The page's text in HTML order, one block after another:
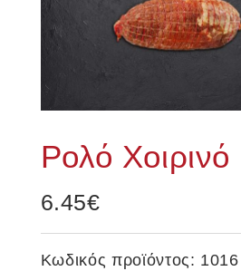
Ρολό Χοιρινό
6.45€
Κωδικός προϊόντος: 1016